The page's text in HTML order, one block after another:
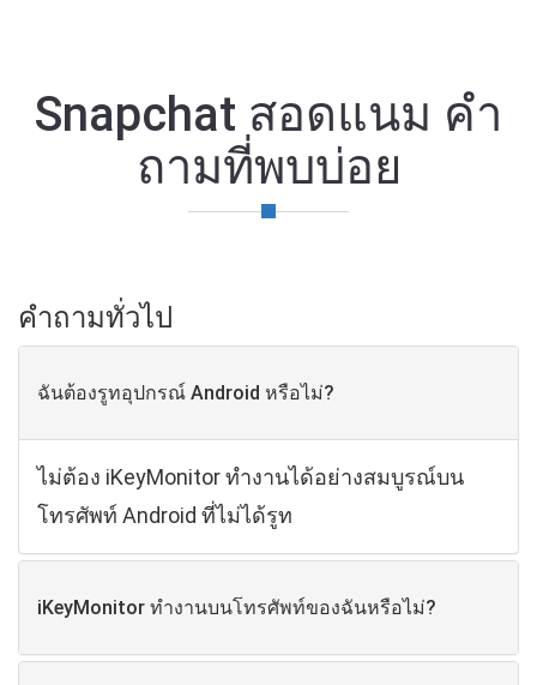
Snapchat สอดแนม คํา
ถามที่พบบ่อย
คําถามทั่วไป
ฉันต้องรูทอุปกรณ์ Android หรือไม่?
ไม่ต้อง iKeyMonitor ทํางานได้อย่างสมบูรณ์บน
โทรศัพท์ Android ที่ไม่ได้รูท
iKeyMonitor ทํางานบนโทรศัพท์ของฉันหรือไม่?